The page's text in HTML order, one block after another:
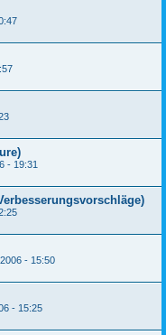
- 19:31
- 15:50
- 15:25